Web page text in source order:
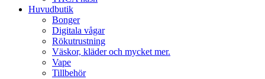
Huvudbutik
Bonger
Digitala vågar
Rökutrustning
Väskor, kläder och mycket mer.
Vape
Tillbehör